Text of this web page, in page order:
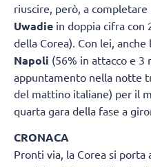
riuscire, però, a
Uwadie in doppia cifra con
della Corea). Con lei, anche
Napoli (56% in attacco e 3
appuntamento nella notte
del mattino italiane) per il
quarta gara della fase a
CRONACA
Pronti via, la Corea si porta